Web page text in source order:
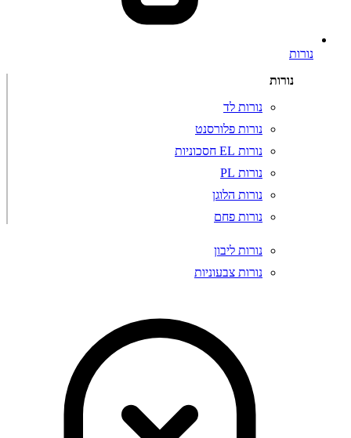
נורות
נורות
נורות לד
נורות פלורסנט
נורות EL חסכוניות
נורות PL
נורות הלוגן
נורות פחם
נורות ליבון
נורות צבעוניות